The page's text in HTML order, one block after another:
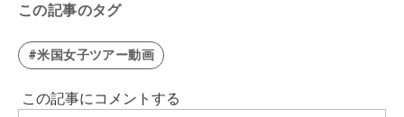
この記事のタグ
#米国女子ツアー動画